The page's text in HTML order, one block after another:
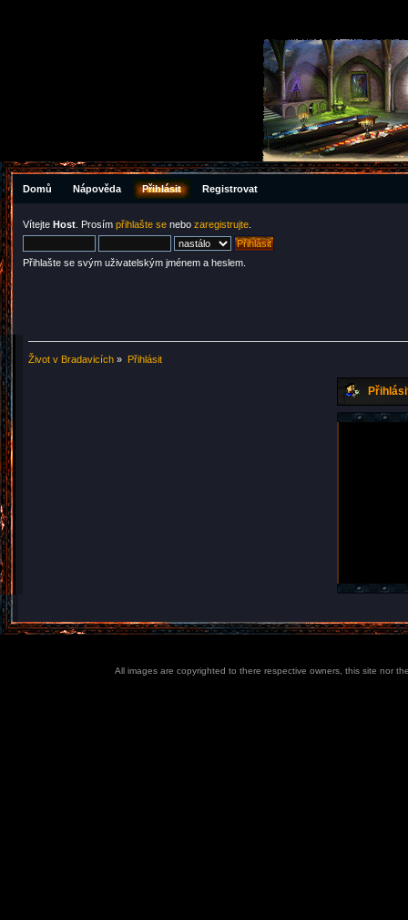
Domů Nápověda Přihlásit Registrovat
Vítejte Host . Prosím přihlašte se nebo zaregistrujte
Přihlašte se svým uživatelským jménem a heslem.
Život v Bradavicích » Přihlásit
All images are copyrighted to there respective owners, this site nor